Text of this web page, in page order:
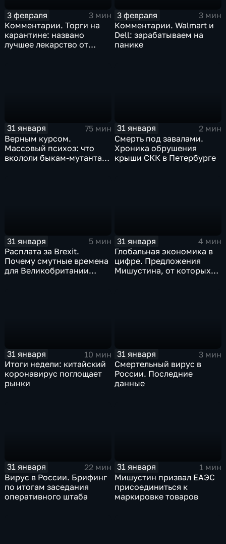
3 февраля
3 мин
Комментарии. Торги на
карантине: названо
лучшее лекарство от
3 февраля
3 мин
Комментарии. Walmart и
Dell: зарабатываем на
панике
31 января
75 мин
Верным курсом.
Массовый психоз: что
вкололи быкам-мутантам,
31 января
2 мин
Смерть под завалами.
Хроника обрушения
крыши СКК в Петербурге
31 января
5 мин
Расплата за Brexit.
Почему смутные времена
для Великобритании
31 января
4 мин
Глобальная экономика в
цифре. Предложения
Мишустина, от которых
31 января
10 мин
Итоги недели: китайский
коронавирус поглощает
рынки
31 января
3 мин
Смертельный вирус в
России. Последние
данные
31 января
22 мин
Вирус в России. Брифинг
по итогам заседания
оперативного штаба
31 января
1 мин
Мишустин призвал ЕАЭС
присоединиться к
маркировке товаров